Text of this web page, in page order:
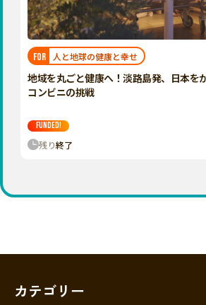
徳島 香川 愛媛 高知
九州・沖縄
福岡 佐賀 長崎
宮崎
鹿児島 沖縄
FOR 人と地球の健康と幸せ
地域を丸ごと健康へ！淡路島発、日本を
コンビニの挑戦
FUNDED!
残り終了
カテゴリー